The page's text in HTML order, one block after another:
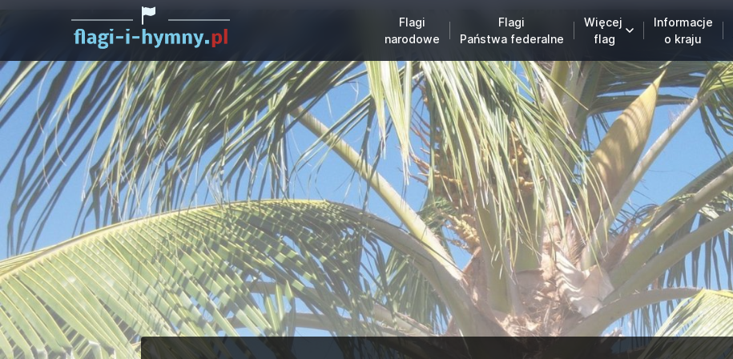
Flagi
narodowe
Flagi
Państwa federalne
Więcej
flag
Informacje
o kraju